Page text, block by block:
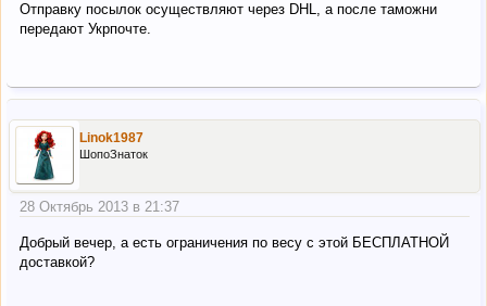
Отправку посылок осуществляют через DHL, а после таможни
передают Укрпочте.
Linok1987
ШопоЗнаток
28 Октябрь 2013 в 21:37
Добрый вечер, а есть ограничения по весу с этой БЕСПЛАТНОЙ
доставкой?